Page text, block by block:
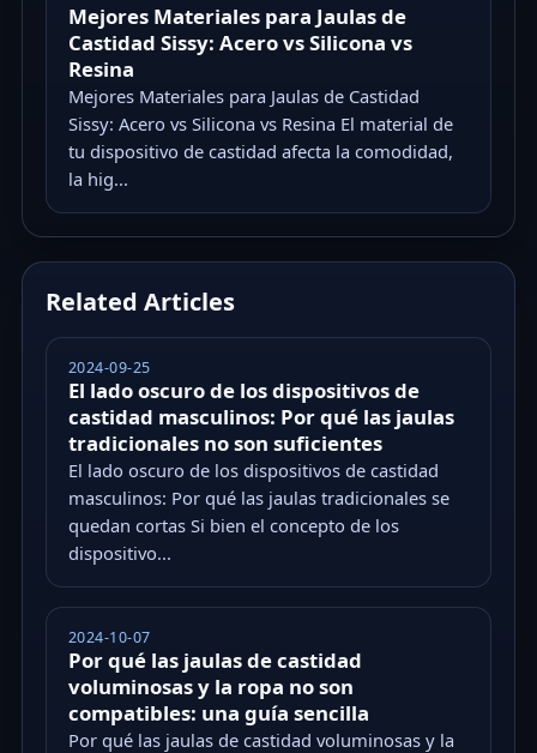
Mejores Materiales para Jaulas de
Castidad Sissy: Acero vs Silicona vs
Resina
Mejores Materiales para Jaulas de Castidad
Sissy: Acero vs Silicona vs Resina El material de
tu dispositivo de castidad afecta la comodidad,
la hig...
Related Articles
2024-09-25
El lado oscuro de los dispositivos de
castidad masculinos: Por qué las jaulas
tradicionales no son suficientes
El lado oscuro de los dispositivos de castidad
masculinos: Por qué las jaulas tradicionales se
quedan cortas Si bien el concepto de los
dispositivo...
2024-10-07
Por qué las jaulas de castidad
voluminosas y la ropa no son
compatibles: una guía sencilla
Por qué las jaulas de castidad voluminosas y la